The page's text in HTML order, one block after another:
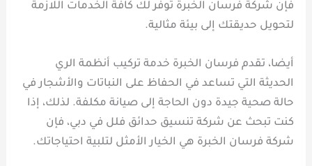
فإن شركة فرسان الخبرة توفر لك كافة الخدمات اللازمة
لتحويل حديقتك إلى بيئة مثالية.
أيضا، تقدم فرسان الخبرة خدمة تركيب أنظمة الري
الحديثة التي تساعد في الحفاظ على النباتات والأشجار في
حالة صحية جيدة دون الحاجة إلى صيانة مكلفة. لذلك، إذا
كنت تبحث عن شركة تنسيق حدائق فلل في دبي، فإن
شركة فرسان الخبرة هي الخيار الأمثل لتلبية احتياجاتك.